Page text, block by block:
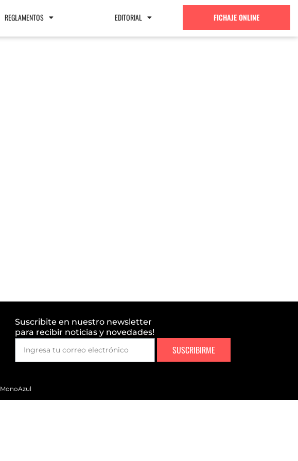
REGLAMENTOS EDITORIAL FICHAJE ONLINE
Suscribite en nuestro newsletter
para recibir noticias y novedades!
SUSCRIBIRME
MonoAzul